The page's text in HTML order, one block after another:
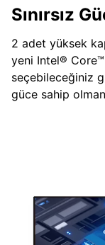
Sınırsız
2 adet yüksek
yeni Intel®
seçebileceğiniz
güce sahip